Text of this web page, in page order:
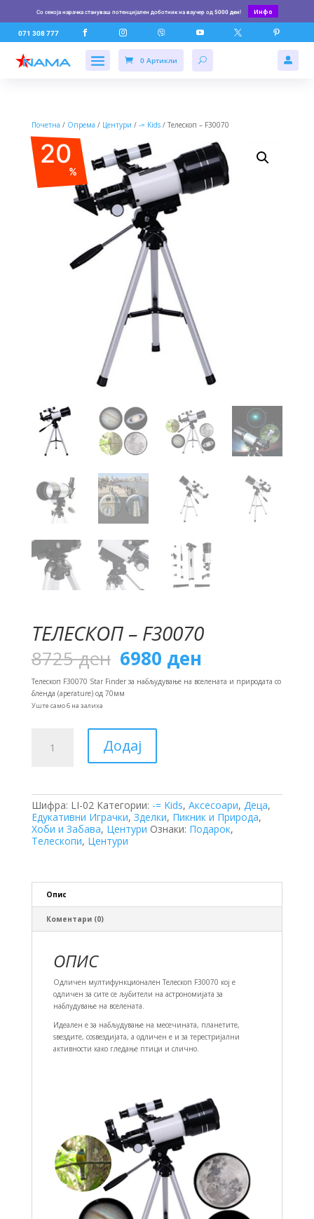
Со секоја нарачка стануваш потенцијален доботник на ваучер од 5000 ден! Инфо
071 308 777      
0 Артикли 
Почетна / Опрема / Центури / -= Kids/ Телескоп – F30070
20
%
ТЕЛЕСКОП – F30070
8725ден Original
price
was:
8725 ден.
6980 ден
is:6980 ден.
Телескоп F30070 Star Finder за набљудување на вселената и природата со
бленда (aperature) од 70мм
Уште само 6 на залиха
Додај
Шифра: LI-02 Категории: -= Kids, Аксесоари, Деца,
Едукативни Играчки, Зделки, Пикник и Природа,
Хоби и Забава, Центури Ознаки: Подарок,
Телескопи, Центури
Опис
Коментари (0)
ОПИС
Одличен мултифункционален Телескоп F30070 кој е
одличен за сите се љубители на астрономијата за
наблудување на вселената.
Идеален е за набљудување на месечината, планетите,
ѕвездите, соѕвездијата, а одличен е и за терестријални
активности како гледање птици и слично.